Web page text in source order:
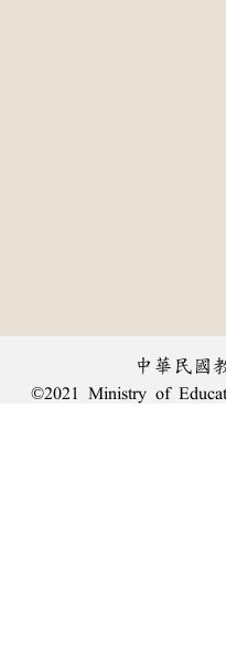
中華民國
©2021 Ministry of